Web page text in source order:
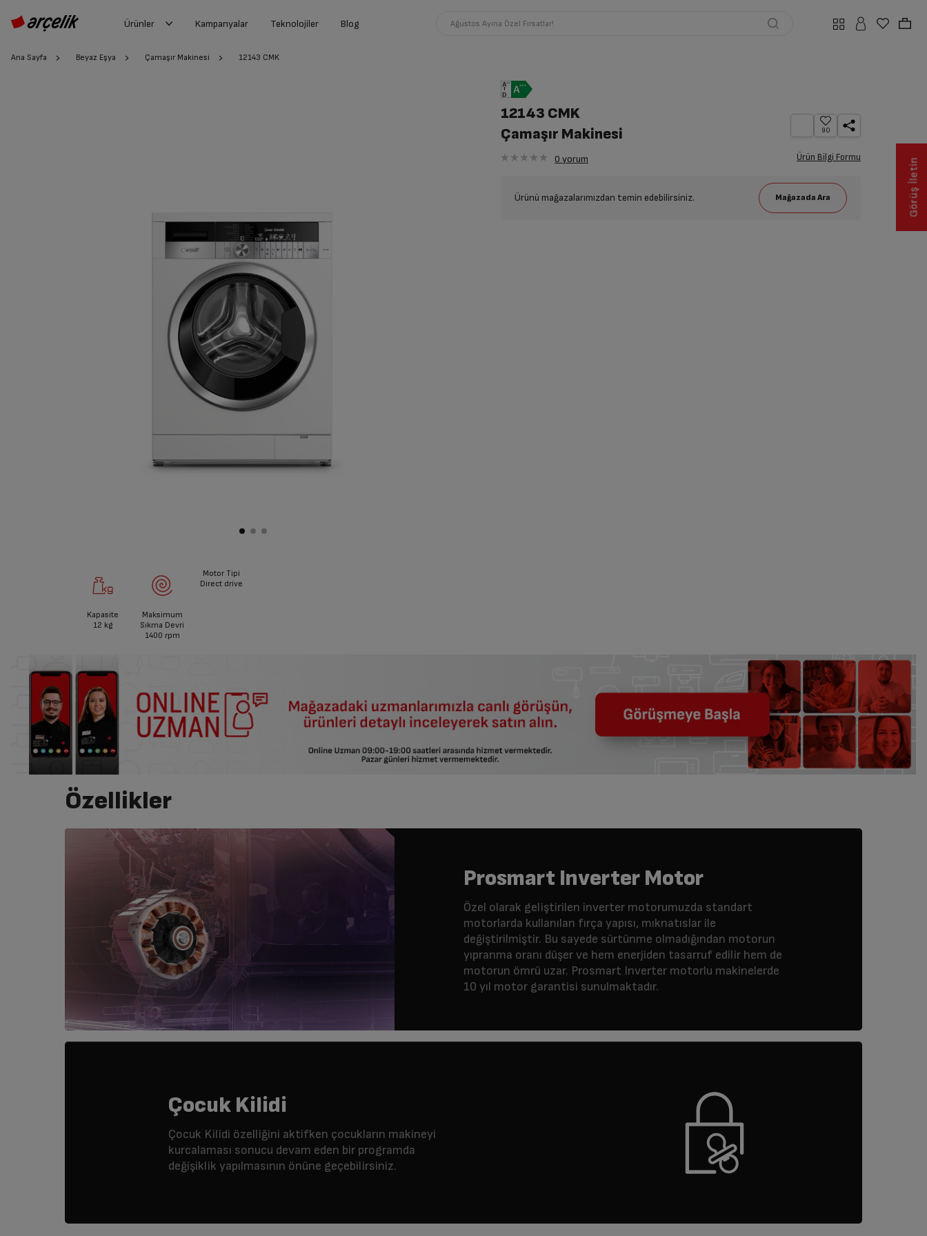
Ürünler Kampanyalar Teknolojiler Blog Ağustos Ayına Özel Fırsatlar!
Ana Sayfa Beyaz Eşya Çamaşır Makinesi 12143 CMK
Kapasite
12 kg
Maksimum
Sıkma Devri
1400 rpm
Motor Tipi
Direct drive
12143 CMK
Çamaşır Makinesi
90
0 yorum Ürün Bilgi Formu
Ürünü mağazalarımızdan temin edebilirsiniz.
Özellikler
Prosmart Inverter Motor
Özel olarak geliştirilen inverter motorumuzda standart
motorlarda kullanılan fırça yapısı, mıknatıslar ile
değiştirilmiştir. Bu sayede sürtünme olmadığından motorun
yıpranma oranı düşer ve hem enerjiden tasarruf edilir hem de
motorun ömrü uzar. Prosmart Inverter motorlu makinelerde
10 yıl motor garantisi sunulmaktadır.
Çocuk Kilidi
Çocuk Kilidi özelliğini aktifken çocukların makineyi
kurcalaması sonucu devam eden bir programda
değişiklik yapılmasının önüne geçebilirsiniz.
Görüş İletin